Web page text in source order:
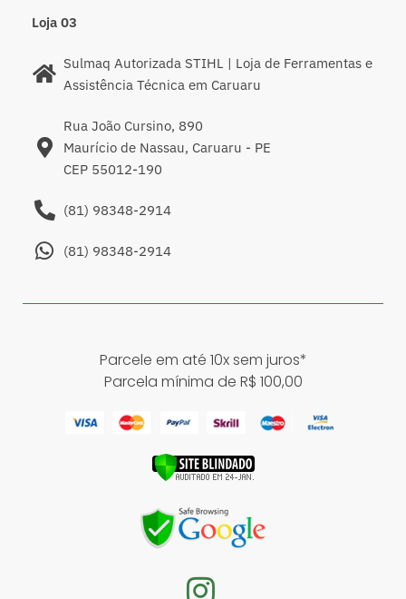
Loja 03
Sulmaq Autorizada STIHL | Loja de Ferramentas e
Assistência Técnica em Caruaru
Rua João Cursino, 890
Maurício de Nassau, Caruaru - PE
CEP 55012-190
(81) 98348-2914
(81) 98348-2914
Parcele em até 10x sem juros*
Parcela mínima de R$ 100,00